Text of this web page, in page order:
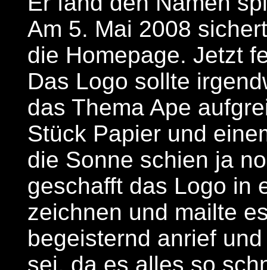
Am 5. Mai 2008
die Homepage. Jetzt
Das Logo sollte
das Thema Ape
Stück Papier und
die Sonne schien ja
geschafft das Logo in
zeichnen und mailte
begeisternd anrief
sei, da es alles so